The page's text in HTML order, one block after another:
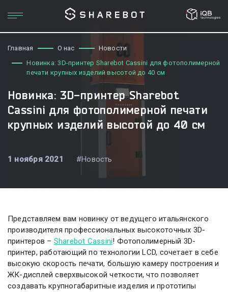
Главная О нас
Новости
Новинка: 3D-принтер Sharebot Cassini для фотополимерной
печати крупных изделий высотой до 40 см
Новинка: 3D-принтер Sharebot
Cassini для фотополимерной печати
крупных изделий высотой до 40 см
1 ноября 2021 #Новость
Представляем вам новинку от ведущего итальянского
производителя профессиональных высокоточных 3D-
принтеров – Sharebot Cassini! Фотополимерный 3D-
принтер, работающий по технологии LCD, сочетает в себе
высокую скорость печати, большую камеру построения и
ЖК-дисплей сверхвысокой четкости, что позволяет
создавать крупногабаритные изделия и прототипы